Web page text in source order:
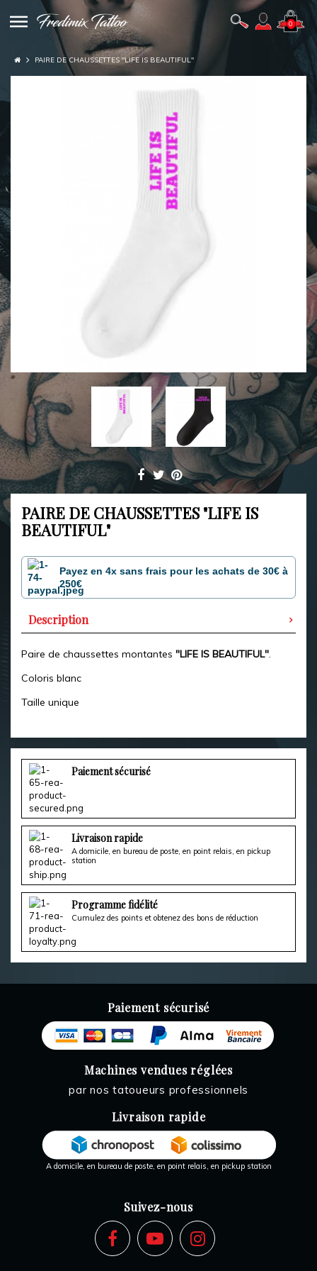
0
PAIRE DE CHAUSSETTES "LIFE IS BEAUTIFUL"
PAIRE DE CHAUSSETTES "LIFE IS
BEAUTIFUL"
Payez en 4x sans frais pour les achats de 30€ à
250€
Description
Paire de chaussettes montantes "LIFE IS BEAUTIFUL".
Coloris blanc
Taille unique
Paiement sécurisé
Livraison rapide
A domicile, en bureau de poste, en point relais, en pickup
station
Programme fidélité
Cumulez des points et obtenez des bons de réduction
Paiement sécurisé
Machines vendues réglées
par nos tatoueurs professionnels
Livraison rapide
A domicile, en bureau de poste, en point relais, en pickup station
Suivez-nous